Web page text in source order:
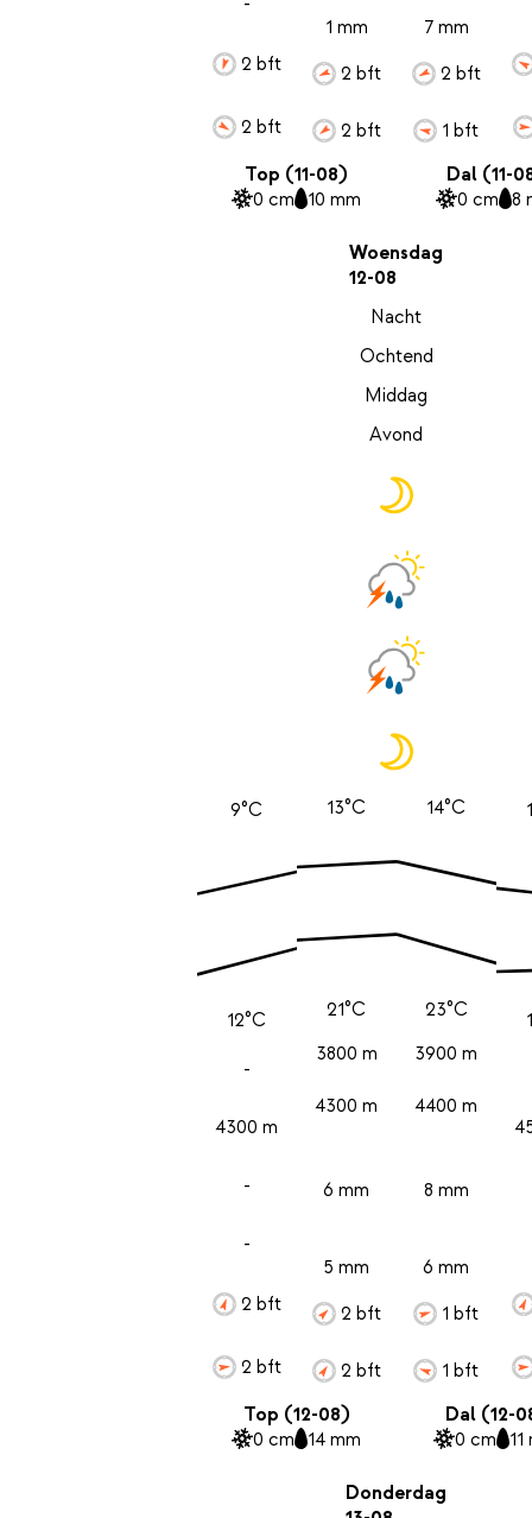
2 bft
2 bft
1 mm
2 bft
2 bft
7 mm
2 bft
1 bft
Top (11-08)
0 cm 10 mm
Dal (11-
0 cm 8
Woensdag
12-08
Nacht
Ochtend
Middag
Avond
9°C
12°C
-
4300 m
-
-
2 bft
2 bft
13°C
21°C
3800 m
4300 m
6 mm
5 mm
2 bft
2 bft
14°C
23°C
3900 m
4400 m
8 mm
6 mm
1 bft
1 bft
Top (12-08)
0 cm 14 mm
Dal (12-
0 cm 11
Donderdag